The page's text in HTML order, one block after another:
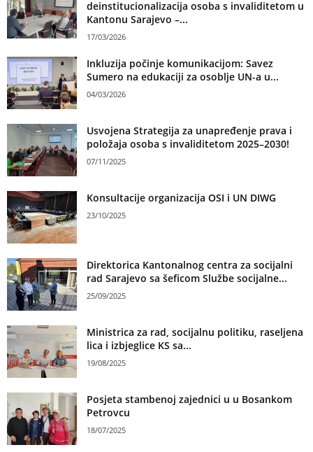
deinstitucionalizacija osoba s invaliditetom u
Kantonu Sarajevo –...
17/03/2026
Inkluzija počinje komunikacijom: Savez
Sumero na edukaciji za osoblje UN-a u...
04/03/2026
Usvojena Strategija za unapređenje prava i
položaja osoba s invaliditetom 2025–2030!
07/11/2025
Konsultacije organizacija OSI i UN DIWG
23/10/2025
Direktorica Kantonalnog centra za socijalni
rad Sarajevo sa šeficom Službe socijalne...
25/09/2025
Ministrica za rad, socijalnu politiku, raseljena
lica i izbjeglice KS sa...
19/08/2025
Posjeta stambenoj zajednici u u Bosankom
Petrovcu
18/07/2025